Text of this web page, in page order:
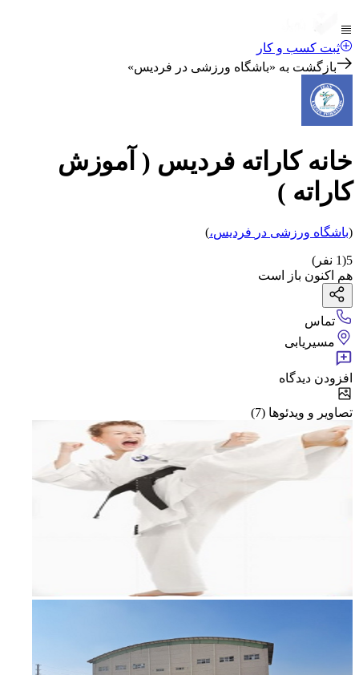
ثبت کسب و کار
بازگشت به «باشگاه ورزشی در فردیس»
خانه کاراته فردیس ( آموزش
کاراته )
(باشگاه ورزشی در فردیس،)
5
(
1 نفر)
هم اکنون باز است
تماس
مسیریابی
افزودن دیدگاه
تصاویر و ویدئوها (7)